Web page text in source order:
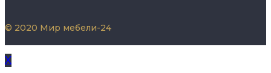
© 2020 Мир мебели-24
X